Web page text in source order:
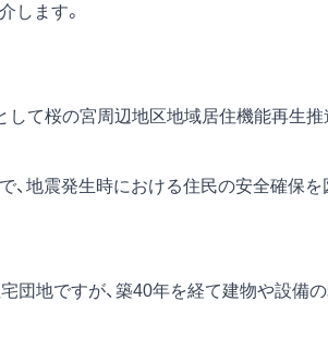
します。
して桜の宮周辺地区地域居住機能再生推
地震発生時における住民の安全確保を
団地ですが、築40年を経て建物や設備